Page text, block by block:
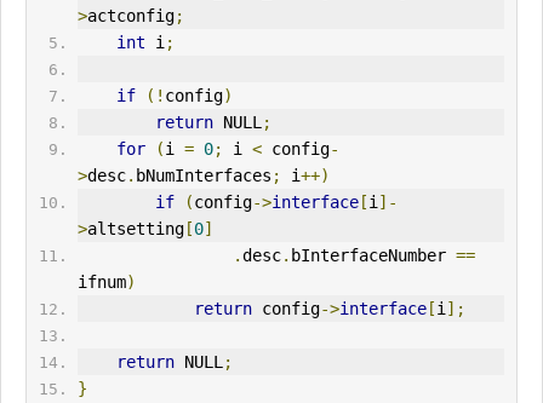
>actconfig;
int i ;
if (! config)
return NULL ;
for
(i = 0; i < config-
>desc. bNumInterfaces ; i++)
if
(config->interface[i ]-
>altsetting[0]
.desc. bInterfaceNumber ==
ifnum)
return config->interface[i ];
return NULL ;
}